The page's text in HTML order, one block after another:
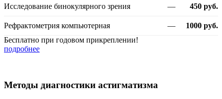
Исследование бинокулярного зрения — 450 руб.
Рефрактометрия компьютерная —
1000 руб.
Бесплатно при годовом прикреплении!
подробнее
Методы диагностики астигматизма